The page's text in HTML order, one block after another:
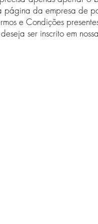
da empresa de
e Condições
ser inscrito em